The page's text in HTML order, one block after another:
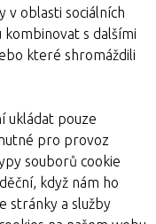
v oblasti sociálních
s dalšími
které shromáždili
ukládat pouze
pro provoz
souborů cookie
když nám ho
stránky a služby